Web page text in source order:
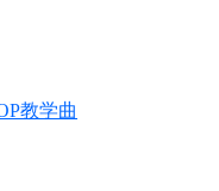
教学曲